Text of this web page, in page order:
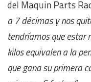
del Maquin Parts
a 7 décimas y nos
tendríamos que estar
kilos equivalen a la
que gana su primera